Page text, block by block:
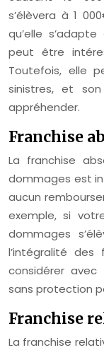
s’élèvera à 1
qu’elle
peut être
Toutefois, elle
sinistres, et
appréhender.
Franchise
La franchise
dommages est
aucun
exemple, si
dommages
l’intégralité
considérer
sans protection
Franchise
La franchise